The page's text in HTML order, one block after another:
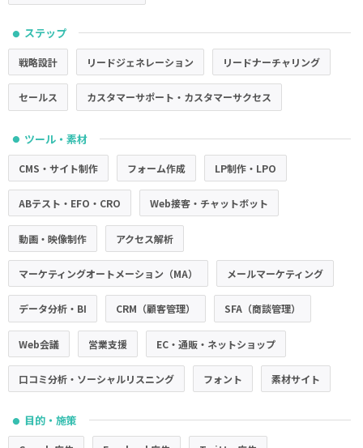
● ステップ
戦略設計 リードジェネレーション リードナーチャリング
セールス カスタマーサポート・カスタマーサクセス
● ツール・素材
CMS・サイト制作 フォーム作成 LP制作・LPO
ABテスト・EFO・CRO Web接客・チャットボット
動画・映像制作 アクセス解析
マーケティングオートメーション（MA） メールマーケティング
データ分析・BI CRM（顧客管理） SFA（商談管理）
Web会議 営業支援 EC・通販・ネットショップ
口コミ分析・ソーシャルリスニング フォント 素材サイト
● 目的・施策